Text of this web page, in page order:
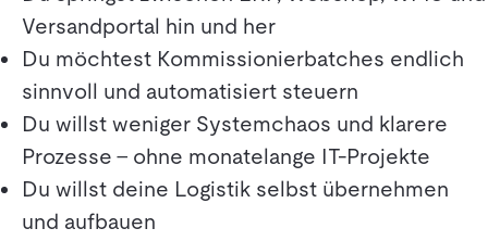
Versandportal hin und her
Du möchtest Kommissionierbatches endlich
sinnvoll und automatisiert steuern
Du willst weniger Systemchaos und klarere
Prozesse – ohne monatelange IT-Projekte
Du willst deine Logistik selbst übernehmen
und aufbauen